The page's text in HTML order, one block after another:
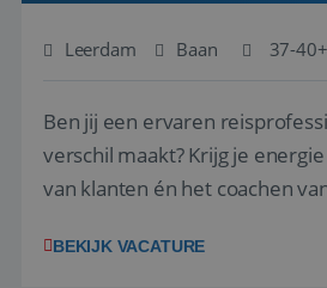
Leerdam Baan 37-
Ben jij een ervaren
verschil maakt? Krijg je
van klanten én het coachen
(onderdeel van Pelikaan Travel
BEKIJK VACATURE